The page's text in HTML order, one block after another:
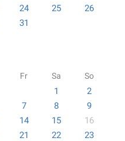
24 25
26
31
Fr Sa So
1
2
7 8
9
14 15
16
21 22
23